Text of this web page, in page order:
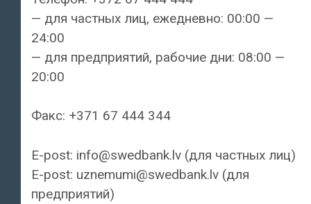
— для частных лиц, ежедневно: 00:00 —
24:00
— для предприятий, рабочие дни: 08:00 —
20:00
Факс: +371 67 444 344
E-post: info@swedbank.lv (для частных лиц)
E-post: uznemumi@swedbank.lv (для
предприятий)